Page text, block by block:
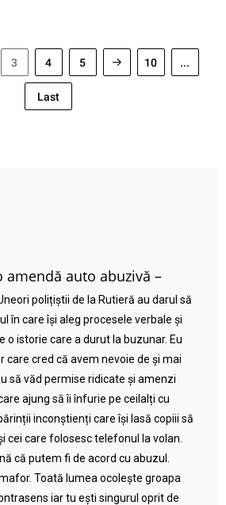
3 4 5 10 ...
Last
amendă auto abuzivă –
polițiștii de la Rutieră au darul să
în care își aleg procesele verbale și
o istorie care a durut la buzunar. Eu
care cred că avem nevoie de și mai
să văd permise ridicate și amenzi
ajung să îi înfurie pe ceilalți cu
inconștienți care își lasă copiii să
cei care folosesc telefonul la volan.
că putem fi de acord cu abuzul.
Toată lumea ocolește groapa
iar tu ești singurul oprit de